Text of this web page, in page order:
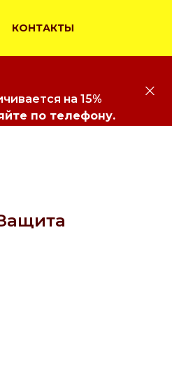
КОНТАКТЫ
на 15%
по телефону.